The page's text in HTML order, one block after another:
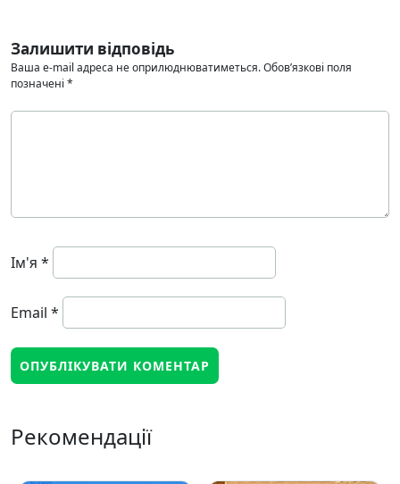
Залишити відповідь
Ваша e-mail адреса не оприлюднюватиметься.Обов’язкові поля
позначені *
Ім'я *
Email *
Рекомендації